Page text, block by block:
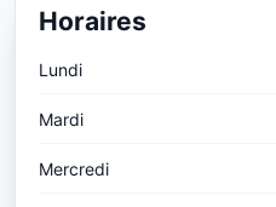
Horaires
Lundi
Mardi
Mercredi